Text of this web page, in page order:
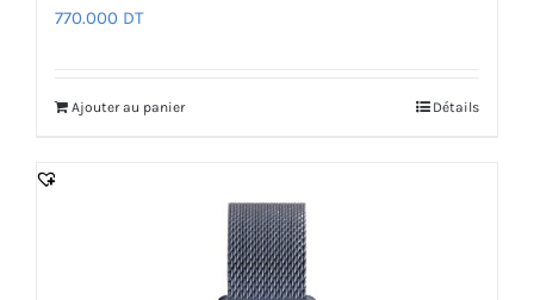
770.000 DT
Ajouter au panier Détails